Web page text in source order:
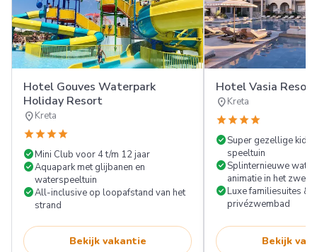
Hotel Gouves Waterpark
Holiday Resort
location_onKreta
starstarstarstar
check_circleMini Club voor 4 t/m 12 jaar
check_circleAquapark met glijbanen en
waterspeeltuin
check_circleAll-inclusive op loopafstand van het
strand
Bekijk vakantie
Hotel Vasia
location_onKreta
starstarstarstar
check_circleSuper gezellige
speeltuin
check_circleSplinternieuwe
animatie in het
check_circleLuxe familiesuites &
privézwembad
Bekijk